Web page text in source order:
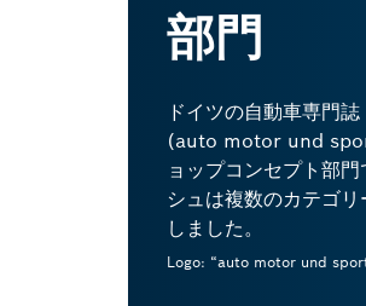
部門
ドイツの自動車専門
(auto motor und
ョップコンセプト部
シュは複数のカテゴ
しました。
Logo: “auto motor und